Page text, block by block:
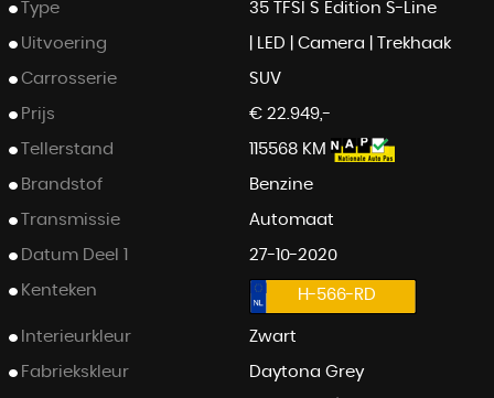
Type 35 TFSI S Edition S-Line
Uitvoering | LED | Camera | Trekhaak
Carrosserie SUV
Prijs € 22.949,-
Tellerstand 115568 KM
Brandstof Benzine
Transmissie Automaat
Datum Deel 1 27-10-2020
Kenteken H-566-RD
Interieurkleur Zwart
Fabriekskleur Daytona Grey